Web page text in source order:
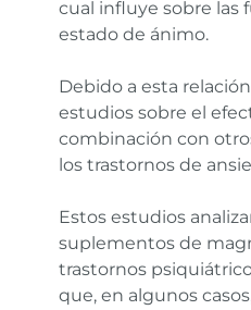
cual influye sobre las
estado de ánimo.
Debido a esta
estudios sobre el
combinación con
los trastornos de
Estos estudios
suplementos de
trastornos
que, en algunos